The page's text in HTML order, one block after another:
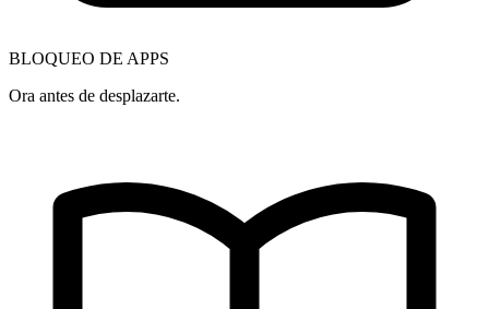
BLOQUEO DE APPS
Ora antes de desplazarte.